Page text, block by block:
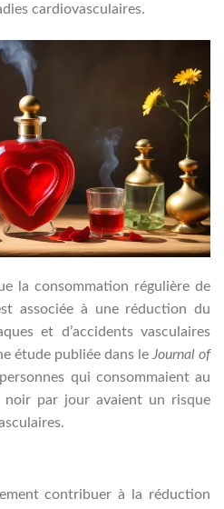
cardiovasculaires.
la consommation régulière de
associée à une réduction du
et d’accidents vasculaires
étude publiée dans leJournal of
qui consommaient au
noir par jour avaient un risque
contribuer à la réduction